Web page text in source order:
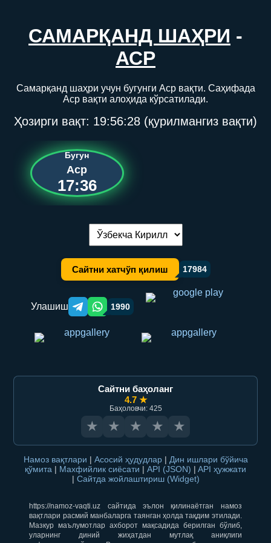
САМАРҚАНД ШАҲРИ -
АСР
Самарқанд шаҳри учун бугунги Аср вақти. Саҳифада
Аср вақти алоҳида кўрсатилади.
Ҳозирги вақт: 19:56:28 (қурилмангиз вақти)
Бугун
Аср
17:36
Тилни алмаштириш:
Сайтни хатчўп қилиш 17984
Улашиш Telegram orqali ulashish
WhatsApp orqali ulashish
1990
Сайтни баҳоланг
4.7 ★
Баҳоловчи: 425
★ ★ ★ ★ ★
Намоз вақтлари | Асосий ҳудудлар | Дин ишлари бўйича
қўмита | Махфийлик сиёсати | API (JSON) | API ҳужжати
| Сайтда жойлаштириш (Widget)
https://namoz-vaqti.uz сайтида эълон қилинаётган намоз
вақтлари расмий манбаларга таянган ҳолда тақдим этилади.
Мазкур маълумотлар ахборот мақсадида берилган бўлиб,
уларнинг диний жиҳатдан мутлақ аниқлиги